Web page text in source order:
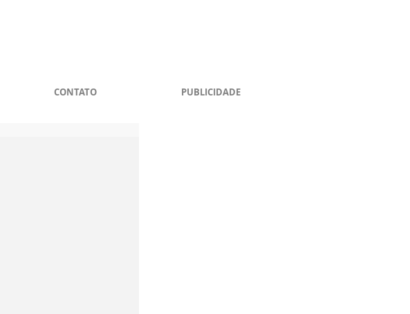
CONTATO PUBLICIDADE